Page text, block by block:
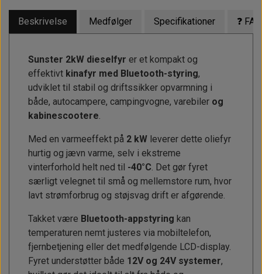
Beskrivelse Medfølger Specifikationer ❓
Sunster 2kW dieselfyr er et kompakt og
effektivt kinafyr med Bluetooth-styring,
udviklet til stabil og driftssikker opvarmning i
både, autocampere, campingvogne, varebiler og
kabinescootere
Med en varmeeffekt på 2 kW leverer dette oliefyr
hurtig og jævn varme, selv i ekstreme
vinterforhold helt ned til -40°C . Det gør fyret
særligt velegnet til små og mellemstore rum, hvor
lavt strømforbrug og støjsvag drift er afgørende.
Takket være Bluetooth-appstyring kan
temperaturen nemt justeres via mobiltelefon,
fjernbetjening eller det medfølgende LCD-display.
Fyret understøtter både 12V og 24V systemer,